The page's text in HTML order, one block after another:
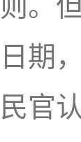
则。
日期
民官